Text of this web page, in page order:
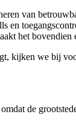
van
het
kijken we bij
de